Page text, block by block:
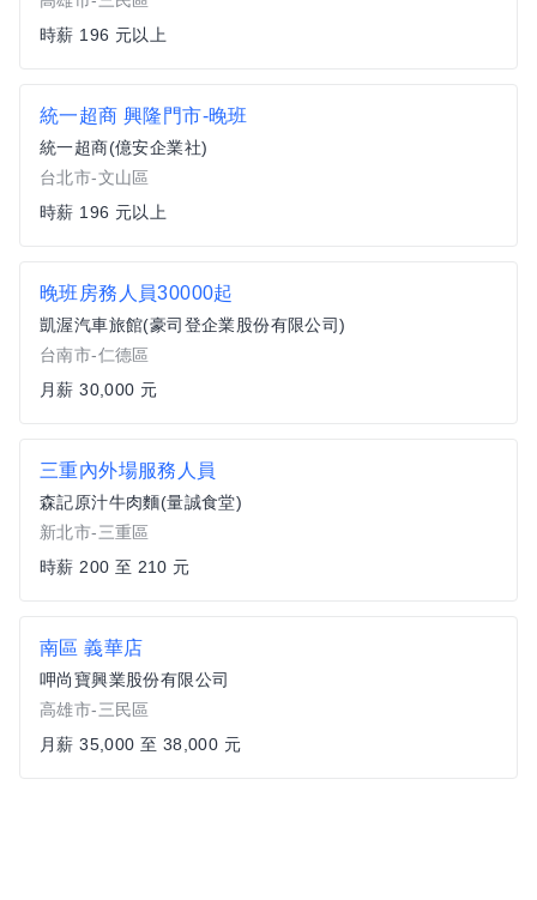
時薪 196 元以上
統一超商 興隆門市-晚班
統一超商(億安企業社)
台北市-文山區
時薪 196 元以上
晚班房務人員30000起
凱渥汽車旅館(豪司登企業股份有限公司)
台南市-仁德區
月薪 30,000 元
三重內外場服務人員
森記原汁牛肉麵(量誠食堂)
新北市-三重區
時薪 200 至 210 元
南區 義華店
呷尚寶興業股份有限公司
高雄市-三民區
月薪 35,000 至 38,000 元